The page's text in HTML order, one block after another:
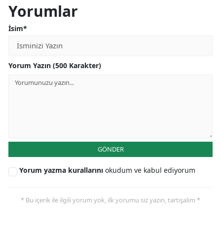
Yorumlar
İsim*
Yorum Yazın (500 Karakter)
GÖNDER
Yorum yazma kurallarını okudum ve kabul ediyorum
* Bu içerik ile ilgili yorum yok, ilk yorumu siz yazın, tartışalım *